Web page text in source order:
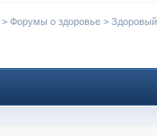
> Форумы о здоровье >